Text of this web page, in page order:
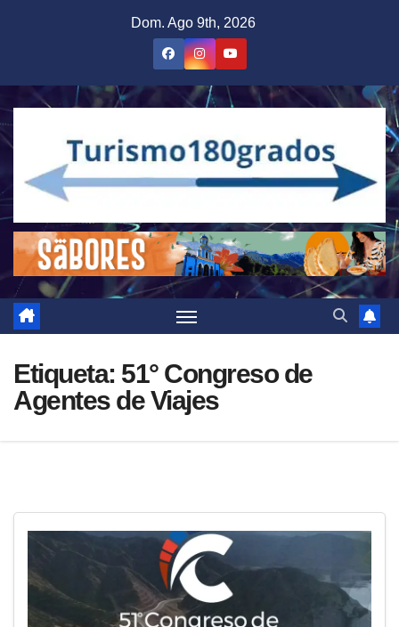
Dom. Ago 9th, 2026
Etiqueta: 51° Congreso de
Agentes de Viajes